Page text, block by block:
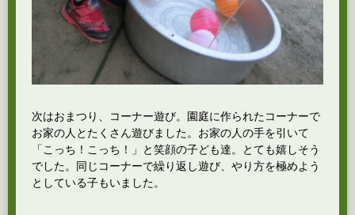
次はおまつり、コーナー遊び。園庭に作られたコーナーで
お家の人とたくさん遊びました。お家の人の手を引いて
「こっち！こっち！」と笑顔の子ども達。とても嬉しそう
でした。同じコーナーで繰り返し遊び、やり方を極めよう
としている子もいました。